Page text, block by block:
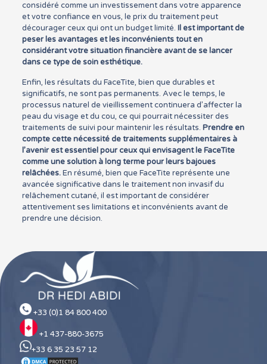
considéré comme un investissement dans votre apparence
et votre confiance en vous, le prix du traitement peut
décourager ceux qui ont un budget limité. Il est important de
peser les avantages et les inconvénients tout en
considérant votre situation financière avant de se lancer
dans ce type de soin esthétique.
Enfin, les résultats du FaceTite, bien que durables et
significatifs, ne sont pas permanents. Avec le temps, le
processus naturel de vieillissement continuera d’affecter la
peau du visage et du cou, ce qui pourrait nécessiter des
traitements de suivi pour maintenir les résultats. Prendre en
compte cette nécessité de traitements supplémentaires à
l’avenir est essentiel pour ceux qui envisagent le FaceTite
comme une solution à long terme pour leurs bajoues
relâchées.En résumé, bien que FaceTite représente une
avancée significative dans le traitement non invasif du
relâchement cutané, il est important de considérer
attentivement ses limitations et inconvénients avant de
prendre une décision.
+33 (0)1 84 800 400
+1 437-880-3675
+33 6 35 23 57 12